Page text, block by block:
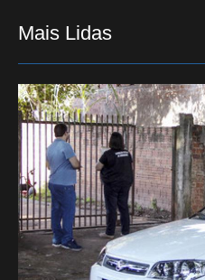
Mais Lidas